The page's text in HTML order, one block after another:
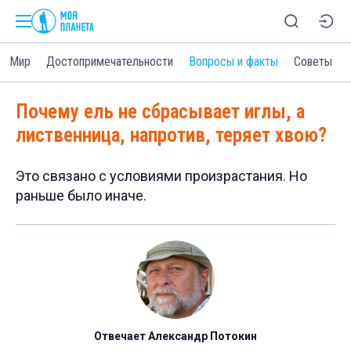
Мир Достопримечательности Вопросы и факты Советы
Почему ель не сбрасывает иглы, а
лиственница, напротив, теряет хвою?
Это связано с условиями произрастания. Но
раньше было иначе.
Отвечает Александр Потокин